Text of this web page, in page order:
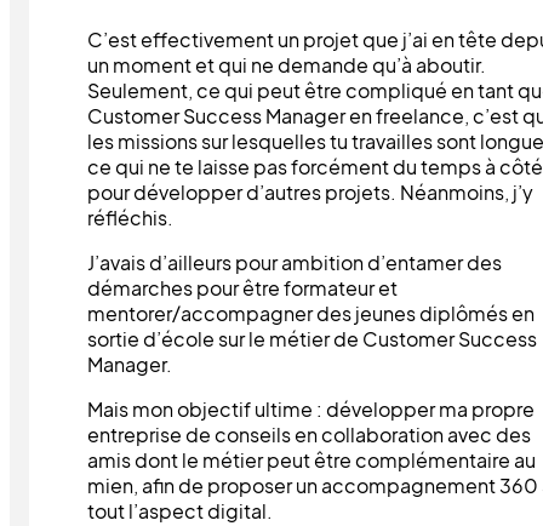
C’est effectivement un projet que j’ai en tête
un moment et qui ne demande qu’à aboutir.
Seulement, ce qui peut être compliqué en tant
Customer Success Manager en freelance, c’est
les missions sur lesquelles tu travailles sont
ce qui ne te laisse pas forcément du temps à côté
pour développer d’autres projets. Néanmoins, j’y
réfléchis.
J’avais d’ailleurs pour ambition d’entamer des
démarches pour être formateur et
mentorer/accompagner des jeunes diplômés en
sortie d’école sur le métier de Customer Success
Manager.
Mais mon objectif ultime : développer ma propre
entreprise de conseils en collaboration avec des
amis dont le métier peut être complémentaire au
mien, afin de proposer un accompagnement 360
tout l’aspect digital.